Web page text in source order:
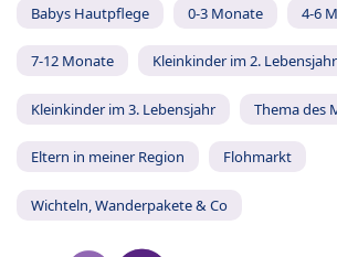
Babys Hautpflege 0-3 Monate 4-6
7-12 Monate Kleinkinder im 2. Lebensjahr
Kleinkinder im 3. Lebensjahr Thema des
Eltern in meiner Region Flohmarkt
Wichteln, Wanderpakete & Co